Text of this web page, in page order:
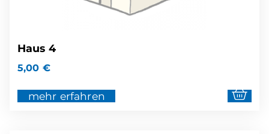
Haus 4
5,00 €
mehr erfahren